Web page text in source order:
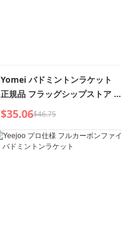
Yomei バドミントンラケット
正規品 フラッグシップストア フ
ルカーボン 超軽量 攻撃に強い
レーニング シングル・ダブルラ
ケット
$35.06$46.75